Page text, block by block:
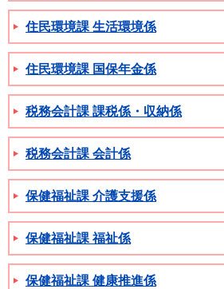
住民環境課 生活環境係
住民環境課 国保年金係
税務会計課 課税係・収納係
税務会計課 会計係
保健福祉課 介護支援係
保健福祉課 福祉係
保健福祉課 健康推進係